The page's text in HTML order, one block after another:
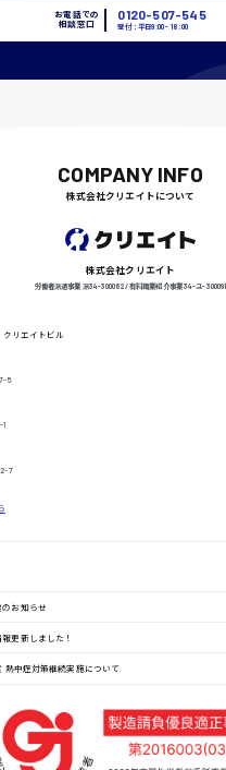
お電話での
相談窓口
0120-507-545
受付：平日9:00 - 18:00
COMPANY INFO
株式会社クリエイトについて
株式会社クリエイト
労働者派遣事業 派34-300062 / 有料職業紹介事業 34-ユ-300091
クリエイトビル
5
2-1
7
のお知らせ
更新しました！
熱中症対策継続実施について